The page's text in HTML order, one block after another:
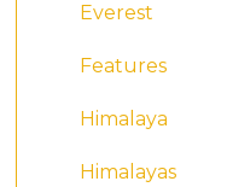
Everest
Features
Himalaya
Himalayas